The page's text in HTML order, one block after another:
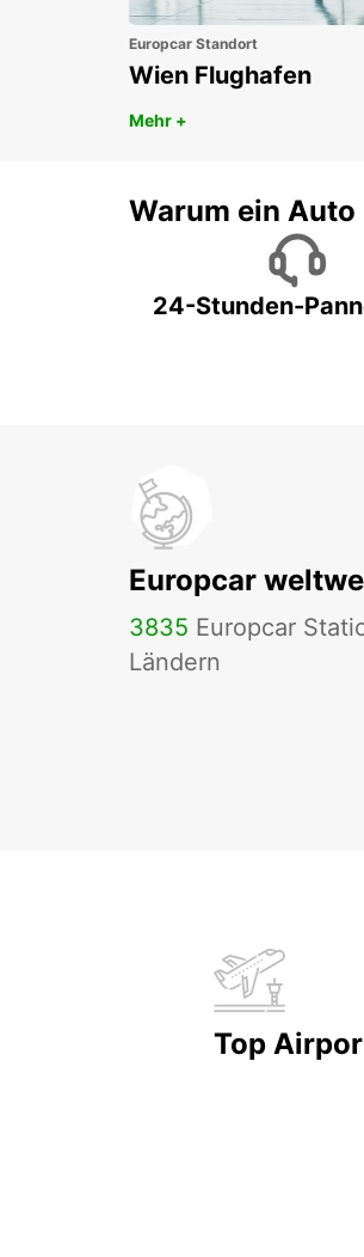
Europcar Standort
Wien Flughafen
Mehr +
Warum ein
24-Stunden-
Europcar
3835 Europcar
Ländern
Top